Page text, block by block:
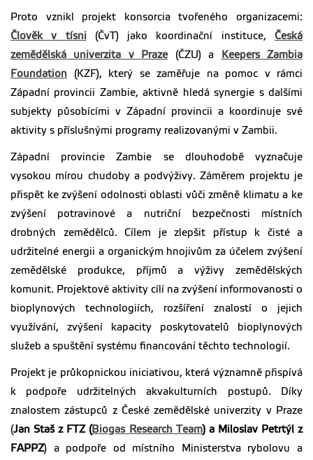
Proto vznikl projekt konsorcia tvořeného organizacemi:
Člověk v tísni(ČvT) jako koordinační instituce, Česká
zemědělská univerzita v Praze(ČZU) a
Keepers Zambia
Foundation (KZF), který se zaměřuje na pomoc v rámci
Západní provincii Zambie, aktivně hledá synergie s dalšími
subjekty působícími v Západní provincii a koordinuje své
aktivity s příslušnými programy realizovanými v Zambii.
Západní provincie Zambie se dlouhodobě vyznačuje
vysokou mírou chudoby a podvýživy. Záměrem projektu je
přispět ke zvýšení odolnosti oblasti vůči změně klimatu a ke
zvýšení potravinové a nutriční bezpečnosti místních
drobných zemědělců. Cílem je zlepšit přístup k čisté a
udržitelné energii a organickým hnojivům za účelem zvýšení
zemědělské produkce, příjmů a výživy zemědělských
komunit. Projektové aktivity cílí na zvýšení informovanosti o
bioplynových technologiích, rozšíření znalostí o jejich
využívání, zvýšení kapacity poskytovatelů bioplynových
služeb a spuštění systému financování těchto technologií.
Projekt je průkopnickou iniciativou, která významně přispívá
k podpoře udržitelných akvakulturních postupů. Díky
znalostem zástupců z České zemědělské univerzity v Praze
(Jan Staš z FTZ (Biogas Research Team) a Miloslav Petrtýl z
FAPPZ) a podpoře od místního Ministerstva rybolovu a